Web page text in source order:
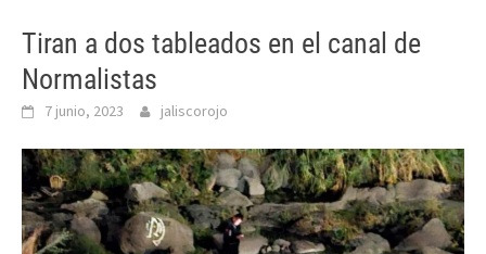
Tiran a dos tableados en el canal de
Normalistas
7 junio, 2023 jaliscorojo